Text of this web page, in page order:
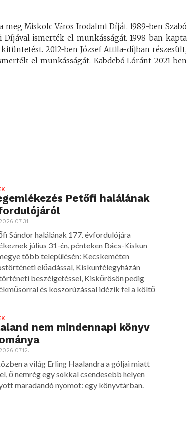
Miskolc Város Irodalmi Díját. 1989-ben Szabó
ismerték el munkásságát. 1998-ban kapta
2012-ben József Attila-díjban részesült,
el munkásságát. Kabdebó Lóránt 2021-ben
Petőfi halálának
2026.07.31.
Sándor halálának 177. évfordulójára
július 31-én, pénteken Bács-Kiskun
több településén: Kecskeméten
előadással, Kiskunfélegyházán
beszélgetéssel, Kiskőrösön pedig
és koszorúzással idézik fel a költő
nem mindennapi könyv
2026.07.12.
a világ Erling Haalandra a góljai miatt
ő nemrég egy sokkal csendesebb helyen
maradandó nyomot: egy könyvtárban.